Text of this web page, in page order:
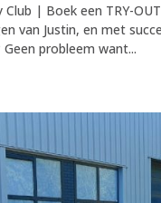
| Boek een TRY-
van Justin, en met
probleem want...